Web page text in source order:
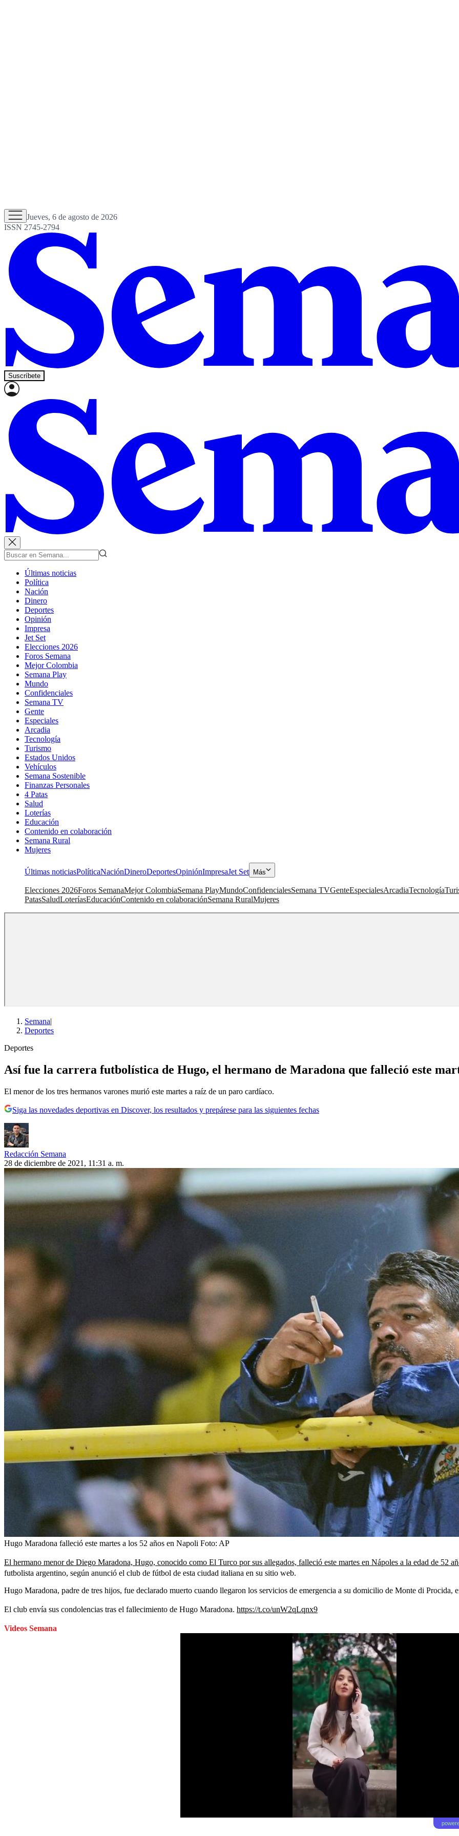
Jueves, 6 de agosto de 2026
ISSN 2745-2794
Suscríbete
Últimas noticias
Política
Nación
Dinero
Deportes
Opinión
Impresa
Jet Set
Elecciones 2026
Foros Semana
Mejor Colombia
Semana Play
Mundo
Confidenciales
Semana TV
Gente
Especiales
Arcadia
Tecnología
Turismo
Estados Unidos
Vehículos
Semana Sostenible
Finanzas Personales
4 Patas
Salud
Loterías
Educación
Contenido en colaboración
Semana Rural
Mujeres
Últimas noticiasPolíticaNaciónDineroDeportesOpiniónImpresaJet Set Más
Elecciones 2026Foros SemanaMejor ColombiaSemana PlayMundoConfidencialesSemana TVGenteEspecialesArcadiaTecnología
PatasSaludLoteríasEducaciónContenido en colaboraciónSemana RuralMujeres
Semana|
Deportes
Deportes
Así fue la carrera futbolística de Hugo, el hermano de Maradona que falleció este
El menor de los tres hermanos varones murió este martes a raíz de un paro cardíaco.
Siga las novedades deportivas en Discover, los resultados y prepárese para las siguientes fechas
Redacción Semana
28 de diciembre de 2021, 11:31 a. m.
Hugo Maradona falleció este martes a los 52 años en Napoli Foto: AP
El hermano menor de Diego Maradona, Hugo, conocido como El Turco por sus allegados, falleció este martes en Nápoles a la edad de 52
futbolista argentino, según anunció el club de fútbol de esta ciudad italiana en su sitio web.
Hugo Maradona, padre de tres hijos, fue declarado muerto cuando llegaron los servicios de emergencia a su domicilio de Monte di Procida,
El club envía sus condolencias tras el fallecimiento de Hugo Maradona. https://t.co/unW2qLqnx9
Videos Semana